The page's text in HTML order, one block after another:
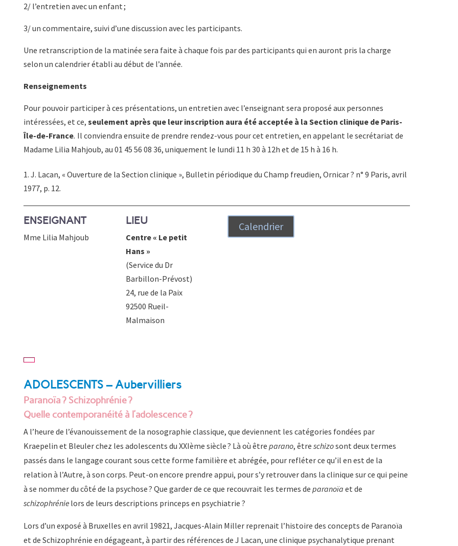
2/ l’entretien avec un enfant ;
3/ un commentaire, suivi d’une discussion avec les participants.
Une retranscription de la matinée sera faite à chaque fois par des participants qui en auront pris la charge
selon un calendrier établi au début de l’année.
Renseignements
Pour pouvoir participer à ces présentations, un entretien avec l’enseignant sera proposé aux personnes
intéressées, et ce,seulement après que leur inscription aura été acceptée à la Section clinique de Paris-
Île-de-France. Il conviendra ensuite de prendre rendez-vous pour cet entretien, en appelant le secrétariat de
Madame Lilia Mahjoub, au 01 45 56 08 36, uniquement le lundi 11 h 30 à 12h et de 15 h à 16 h.
1. J. Lacan, « Ouverture de la Section clinique », Bulletin périodique du Champ freudien, Ornicar ? n° 9 Paris, avril
1977, p. 12.
ENSEIGNANT
Mme Lilia Mahjoub
LIEU
Centre « Le petit
Hans »
(Service du Dr
Barbillon-Prévost)
24, rue de la Paix
92500 Rueil-
Malmaison
Calendrier
ADOLESCENTS – Aubervilliers
Paranoïa ? Schizophrénie ?
Quelle contemporanéité à l’adolescence ?
A l’heure de l’évanouissement de la nosographie classique, que deviennent les catégories fondées par
Kraepelin et Bleuler chez les adolescents du XXIème siècle ? Là où êtreparano, êtreschizosont deux termes
passés dans le langage courant sous cette forme familière et abrégée, pour refléter ce qu’il en est de la
relation à l’Autre, à son corps. Peut-on encore prendre appui, pour s’y retrouver dans la clinique sur ce qui peine
à se nommer du côté de la psychose ? Que garder de ce que recouvrait les termes deparanoïa et de
schizophrénie lors de leurs descriptions princeps en psychiatrie ?
Lors d’un exposé à Bruxelles en avril 19821, Jacques-Alain Miller reprenait l’histoire des concepts de Paranoïa
et de Schizophrénie en dégageant, à partir des références de J Lacan, une clinique psychanalytique prenant